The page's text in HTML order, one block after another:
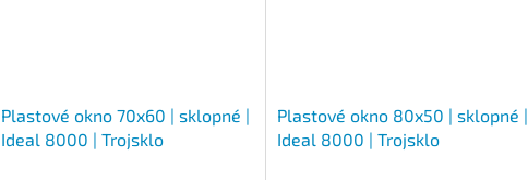
Plastové okno 70x60 | sklopné |
Ideal 8000 | Trojsklo
Plastové okno 80x50 | sklopné |
Ideal 8000 | Trojsklo